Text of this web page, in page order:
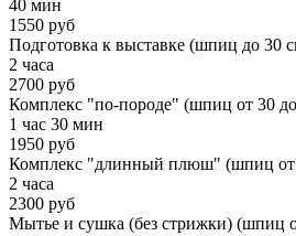
40 мин
1550 руб
Подготовка к выставке (шпиц до 30
2 часа
2700 руб
Комплекс "по-породе" (шпиц от 30
1 час 30 мин
1950 руб
Комплекс "длинный плюш" (шпиц от
2 часа
2300 руб
Мытье и сушка (без стрижки) (шпиц